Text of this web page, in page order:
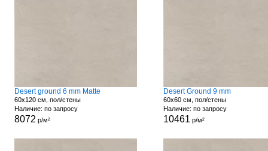
Desert ground 6 mm Matte
60x120 см, пол/стены
Наличие: по запросу
8072 р/м²
Desert Ground 9 mm
60x60 см, пол/стены
Наличие: по запросу
10461 р/м²